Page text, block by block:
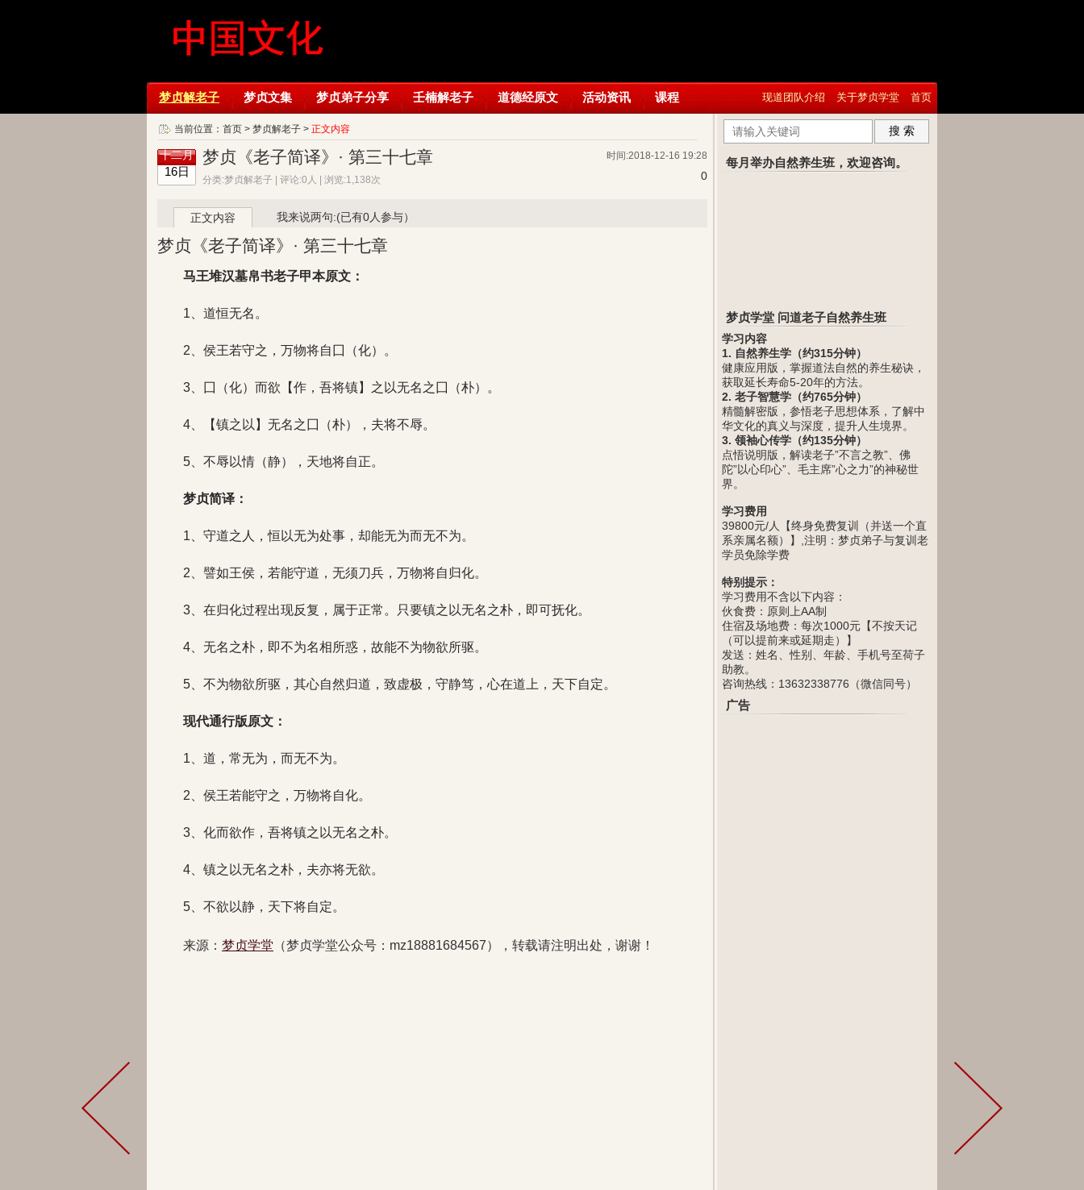
梦贞解老子 梦贞文集 梦贞弟子分享 壬楠解老子 道德经原文 活动资讯 课程 首页
关于梦贞学堂
现道团队介绍
当前位置： 首页> 梦贞解老子> 正文内容
十二月
16日
时间:2018-12-16 19:28
梦贞《老子简译》· 第三十七章
0
分类:梦贞解老子 | 评论:0人 | 浏览:1,138次
正文内容 我来说两句:(已有0人参与）
梦贞《老子简译》· 第三十七章
马王堆汉墓帛书老子甲本原文：
1、道恒无名。
2、侯王若守之，万物将自囗（化）。
3、囗（化）而欲【作，吾将镇】之以无名之囗（朴）。
4、【镇之以】无名之囗（朴），夫将不辱。
5、不辱以情（静），天地将自正。
梦贞简译：
1、守道之人，恒以无为处事，却能无为而无不为。
2、譬如王侯，若能守道，无须刀兵，万物将自归化。
3、在归化过程出现反复，属于正常。只要镇之以无名之朴，即可抚化。
4、无名之朴，即不为名相所惑，故能不为物欲所驱。
5、不为物欲所驱，其心自然归道，致虚极，守静笃，心在道上，天下自定。
现代通行版原文：
1、道，常无为，而无不为。
2、侯王若能守之，万物将自化。
3、化而欲作，吾将镇之以无名之朴。
4、镇之以无名之朴，夫亦将无欲。
5、不欲以静，天下将自定。
来源： 梦贞学堂 （梦贞学堂公众号：mz18881684567），转载请注明出处，谢谢！
搜 索
每月举办自然养生班，欢迎咨询。
梦贞学堂 问道老子自然养生班
学习内容
1. 自然养生学（约315分钟）
健康应用版，掌握道法自然的养生秘诀，
获取延长寿命5-20年的方法。
2. 老子智慧学（约765分钟）
精髓解密版，参悟老子思想体系，了解中
华文化的真义与深度，提升人生境界。
3. 领袖心传学（约135分钟）
点悟说明版，解读老子”不言之教”、佛
陀”以心印心”、毛主席”心之力”的神秘世
界。
学习费用
39800元/人【终身免费复训（并送一个直
系亲属名额）】,注明：梦贞弟子与复训老
学员免除学费
特别提示：
学习费用不含以下内容：
伙食费：原则上AA制
住宿及场地费：每次1000元【不按天记
（可以提前来或延期走）】
发送：姓名、性别、年龄、手机号至荷子
助教。
咨询热线：13632338776（微信同号）
广告